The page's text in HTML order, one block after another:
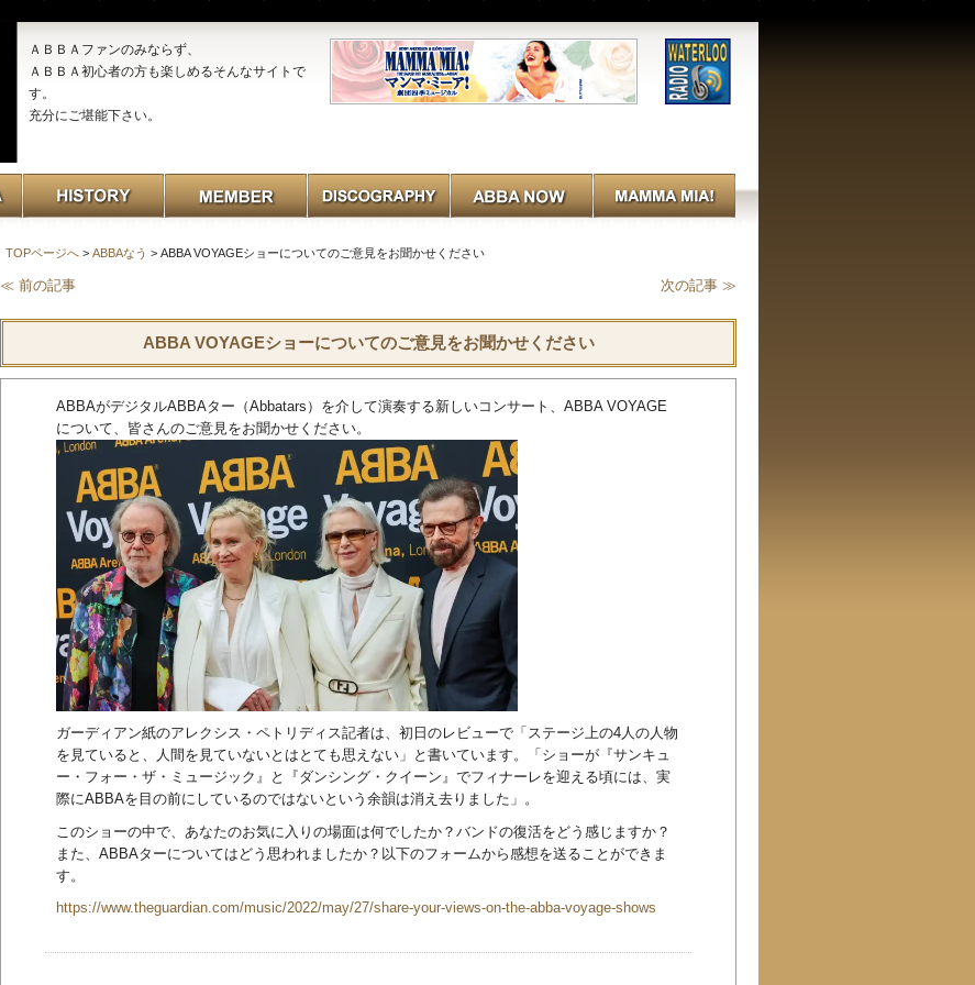
ＡＢＢＡファンのみならず、
ＡＢＢＡ初心者の方も楽しめるそんなサイトで
す。
充分にご堪能下さい。
TOPページへ > ABBAなう > ABBA VOYAGEショーについてのご意見をお聞かせください
≪ 前の記事 次の記事 ≫
ABBA VOYAGEショーについてのご意見をお聞かせください
ABBAがデジタルABBAター（Abbatars）を介して演奏する新しいコンサート、ABBA VOYAGE
について、皆さんのご意見をお聞かせください。
ガーディアン紙のアレクシス・ペトリディス記者は、初日のレビューで「ステージ上の4人の人物
を見ていると、人間を見ていないとはとても思えない」と書いています。「ショーが『サンキュ
ー・フォー・ザ・ミュージック』と『ダンシング・クイーン』でフィナーレを迎える頃には、実
際にABBAを目の前にしているのではないという余韻は消え去りました」。
このショーの中で、あなたのお気に入りの場面は何でしたか？バンドの復活をどう感じますか？
また、ABBAターについてはどう思われましたか？以下のフォームから感想を送ることができま
す。
https://www.theguardian.com/music/2022/may/27/share-your-views-on-the-abba-voyage-shows